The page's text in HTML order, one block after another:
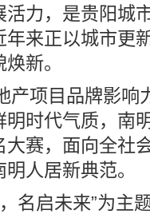
力，是贵阳城
来正以城市更
新。
产项目品牌影响
时代气质，南
赛，面向全社
人居新典范。
名启未来”为主